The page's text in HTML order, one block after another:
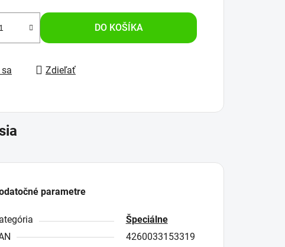
DO KOŠÍKA
Zdieľať
parametre
Špeciálne
4260033153319